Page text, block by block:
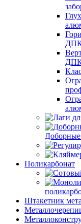
Поликарбонат
Штакетник